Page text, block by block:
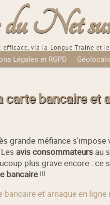
Net sur
efficace, via la Longue Traine et
Légales et RGPD
carte bancaire et
grande méfiance s'impose
avis consommateursau
plus grave encore : ce
bancaire!!!
et arnaque en ligne